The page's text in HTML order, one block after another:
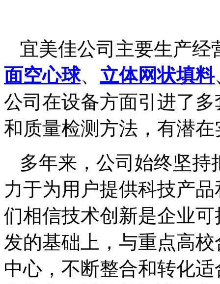
宜美佳公司主要生产经
面空心球、 立体网状填料
公司在设备方面引进了
和质量检测方法，有潜在
多年来，公司始终坚
力于为用户提供科技产
们相信技术创新是企业
发的基础上，与重点高
中心，不断整合和转化